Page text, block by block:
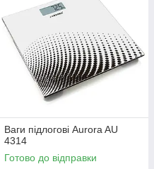
Ваги підлогові Aurora AU
4314
Готово до відправки